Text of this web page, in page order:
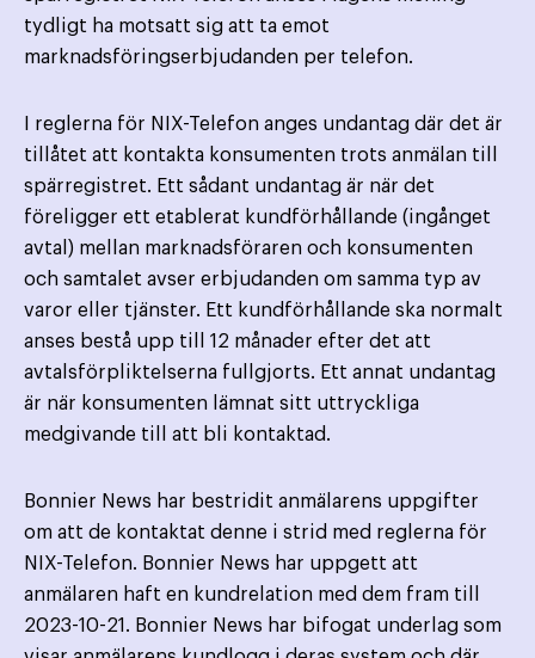
tydligt ha motsatt sig att ta emot
marknadsföringserbjudanden per telefon.
I reglerna för NIX-Telefon anges undantag där det är
tillåtet att kontakta konsumenten trots anmälan till
spärregistret. Ett sådant undantag är när det
föreligger ett etablerat kundförhållande (ingånget
avtal) mellan marknadsföraren och konsumenten
och samtalet avser erbjudanden om samma typ av
varor eller tjänster. Ett kundförhållande ska normalt
anses bestå upp till 12 månader efter det att
avtalsförpliktelserna fullgjorts. Ett annat undantag
är när konsumenten lämnat sitt uttryckliga
medgivande till att bli kontaktad.
Bonnier News har bestridit anmälarens uppgifter
om att de kontaktat denne i strid med reglerna för
NIX-Telefon. Bonnier News har uppgett att
anmälaren haft en kundrelation med dem fram till
2023-10-21. Bonnier News har bifogat underlag som